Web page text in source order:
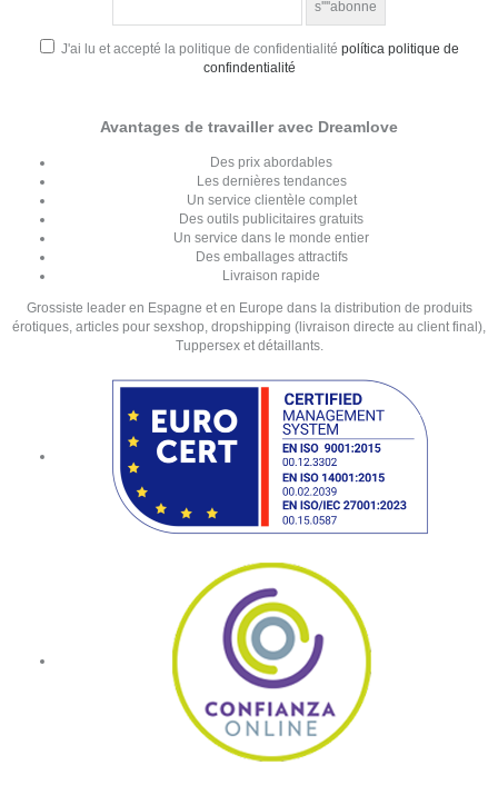
J'ai lu et accepté la politique de confidentialité política politique de
confindentialité
Avantages de travailler avec Dreamlove
Des prix abordables
Les dernières tendances
Un service clientèle complet
Des outils publicitaires gratuits
Un service dans le monde entier
Des emballages attractifs
Livraison rapide
Grossiste leader en Espagne et en Europe dans la distribution de produits
érotiques, articles pour sexshop, dropshipping (livraison directe au client final),
Tuppersex et détaillants.